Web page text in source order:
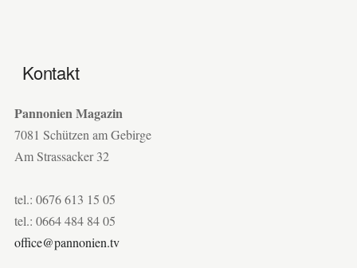
Kontakt
Pannonien Magazin
7081 Schützen am Gebirge
Am Strassacker 32
tel.: 0676 613 15 05
tel.: 0664 484 84 05
office@pannonien.tv